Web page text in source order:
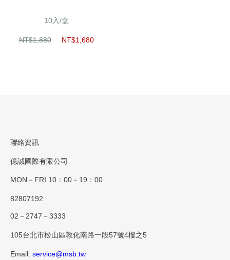
10入/盒
NT$1,880 NT$1,680
聯絡資訊
億誠國際有限公司
MON－FRI 10：00－19：00
82807192
02－2747－3333
105台北市松山區敦化南路一段57號4樓之5
Email: service@msb.tw